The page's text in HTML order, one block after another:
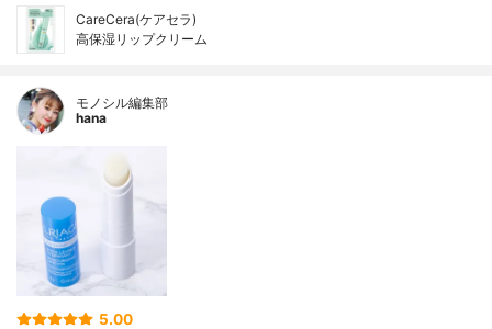
CareCera(ケアセラ)
高保湿リップクリーム
モノシル編集部
hana
5.00